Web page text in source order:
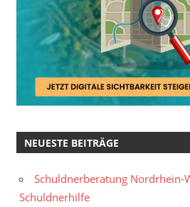
NEUESTE BEITRÄGE
Schuldnerberatung Nordrhein-
Schuldnerhilfe